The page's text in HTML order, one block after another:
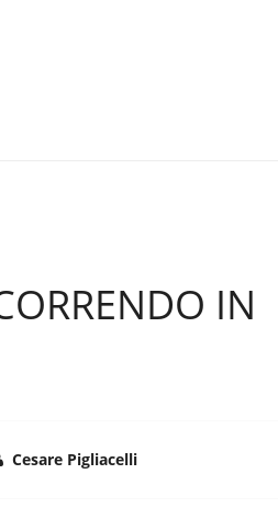
IN
Cesare Pigliacelli